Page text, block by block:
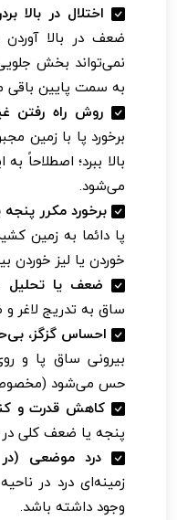
اختلال در بالا
ضعف در بالا آوردن
نمی‌تواند بخش
به سمت پایین باقی
روش راه رفتن
برخورد پا با زمین
بالا ببرد؛ اصطلاحاً
می‌شود.
برخورد مکرر
پا دائما به زمین
خوردن یا لیز خوردن
ضعف یا تحلیل
ساق به تدریج لاغر
احساس گزگز،
بیرونی ساق پا و
حس می‌شود
کاهش قدرت و
پنجه یا ضعف کلی
درد موضعی (در
زمینه‌ای درد در
وجود داشته باشد.